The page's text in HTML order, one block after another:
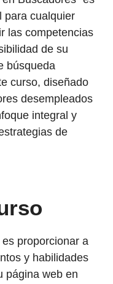
para cualquier
las competencias
de su
búsqueda
curso, diseñado
desempleados
integral y
de
proporcionar a
y habilidades
página web en